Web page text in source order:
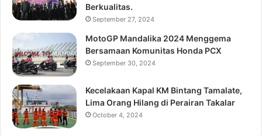
Berkualitas.
September 27, 2024
MotoGP Mandalika 2024 Menggema
Bersamaan Komunitas Honda PCX
September 30, 2024
Kecelakaan Kapal KM Bintang Tamalate,
Lima Orang Hilang di Perairan Takalar
October 4, 2024